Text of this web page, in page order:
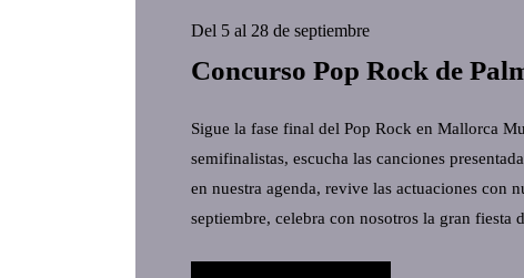
Del 5 al 28 de septiembre
Concurso Pop Rock de
Sigue la fase final del Pop Rock en Mallorca
semifinalistas, escucha las canciones
en nuestra agenda, revive las actuaciones con
septiembre, celebra con nosotros la gran fiesta